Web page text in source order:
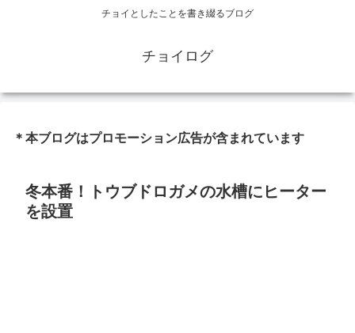
チョイとしたことを書き綴るブログ
チョイログ
＊本ブログはプロモーション広告が含まれています
冬本番！トウブドロガメの水槽にヒーター
を設置